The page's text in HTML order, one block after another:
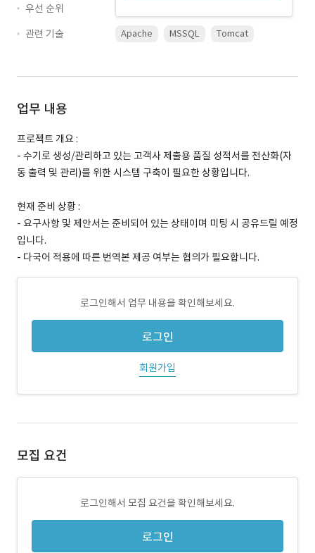
우선 순위
관련 기술
Apache MSSQL Tomcat
업무 내용
프로젝트 개요 :
- 수기로 생성/관리하고 있는 고객사 제출용 품질 성적서를 전산화(자
동 출력 및 관리)를 위한 시스템 구축이 필요한 상황입니다.
현재 준비 상황 :
- 요구사항 및 제안서는 준비되어 있는 상태이며 미팅 시 공유드릴 예정
입니다.
- 다국어 적용에 따른 번역본 제공 여부는 협의가 필요합니다.
로그인해서 업무 내용을 확인해보세요.
로그인
회원가입
모집 요건
로그인해서 모집 요건을 확인해보세요.
로그인